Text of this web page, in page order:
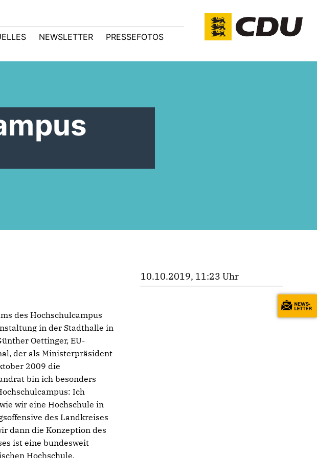
NEWSLETTER PRESSEFOTOS
des Hochschulcampus
in der Stadthalle in
Oettinger, EU-
der als Ministerpräsident
2009 die
bin ich besonders
Ich
wir eine Hochschule in
des Landkreises
dann die Konzeption des
ist eine bundesweit
Hochschule,
10.10.2019, 11:23 Uhr